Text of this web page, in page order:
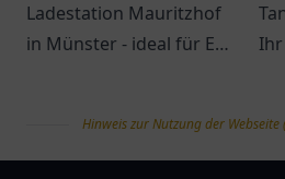
Ladestation Mauritzhof
in Münster - ideal für E-
Umgebung!Hinweis zur Nutzung der